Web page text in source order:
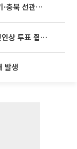
추가 압수수색
‘나솔사계’ 국화, 결별 후 재등장⋯첫인상 투표 휩쓸고 ‘인기녀’ 등극
발생